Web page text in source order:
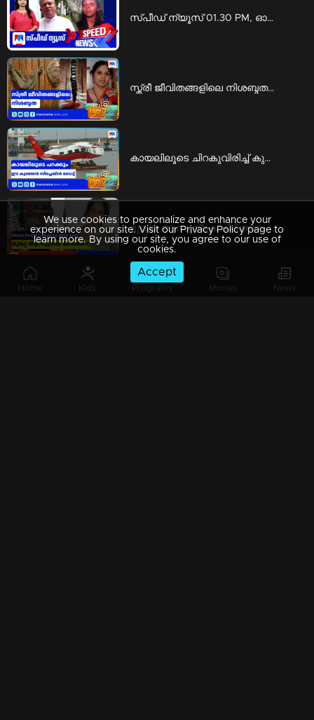
Home Kids Programs Movies News
സ്പീഡ് ന്യൂസ് 01.30 PM, ഓഗസ്റ്റ് 07, 2026 | Speed News
സ്ത്രീ ജീവിതങ്ങളിലെ നിശബ്ദതയുടെ ഇന്‍സ്റ്റലേഷന്‍; ദൃശ്യഭാഷയൊരുക്കി അശ്വതി | silent installation
കായലിലൂടെ ചിറകുവിരിച്ച് കുതിക്കുന്നൊരു 'കുഞ്ഞൻ സീപ്ലെയിൻ ബോട്ട്' | seaplane boat
മുഖ്യ ആസൂത്രക കീര്‍ത്തന; മറ്റ് അധ്യാപികമാരെയും ഇടപാടിലേക്ക് കൊണ്ടുവന്നു | mdma case
We use cookies to personalize and enhance your
experience on our site. Visit our Privacy Policy page to
learn more. By using our site, you agree to our use of
cookies.
Accept